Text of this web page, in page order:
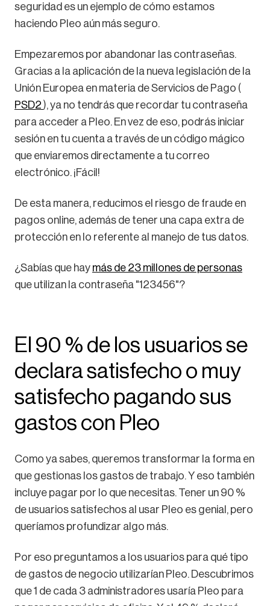
seguridad es un ejemplo de cómo estamos
haciendo Pleo aún más seguro.
Empezaremos por abandonar las contraseñas.
Gracias a la aplicación de la nueva legislación de la
Unión Europea en materia de Servicios de Pago (
PSD2 ), ya no tendrás que recordar tu contraseña
para acceder a Pleo. En vez de eso, podrás iniciar
sesión en tu cuenta a través de un código mágico
que enviaremos directamente a tu correo
electrónico. ¡Fácil!
De esta manera, reducimos el riesgo de fraude en
pagos online, además de tener una capa extra de
protección en lo referente al manejo de tus datos.
¿Sabías que hay más de 23 millones de personas
que utilizan la contraseña "123456"?
El 90 % de los usuarios se
declara satisfecho o muy
satisfecho pagando sus
gastos con Pleo
Como ya sabes, queremos transformar la forma en
que gestionas los gastos de trabajo. Y eso también
incluye pagar por lo que necesitas. Tener un 90 %
de usuarios satisfechos al usar Pleo es genial, pero
queríamos profundizar algo más.
Por eso preguntamos a los usuarios para qué tipo
de gastos de negocio utilizarían Pleo. Descubrimos
que 1 de cada 3 administradores usaría Pleo para